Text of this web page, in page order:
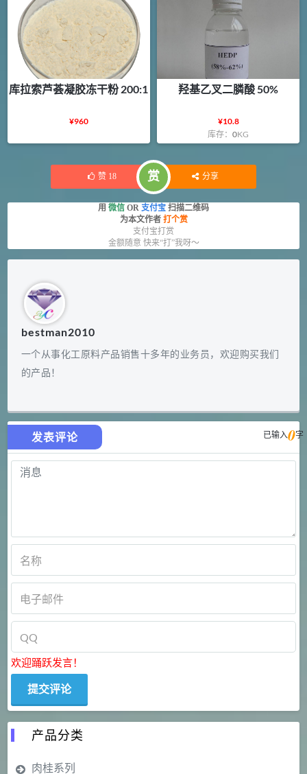
库拉索芦荟凝胶冻干粉 200:1
¥960
羟基乙叉二膦酸 50%
¥10.8
库存：0KG
赞 18 赏 分享
用 微信 OR 支付宝 扫描二维码
为本文作者 打个赏
支付宝打赏
金额随意 快来“打”我呀～
bestman2010
一个从事化工原料产品销售十多年的业务员，欢迎购买我们
的产品！
发表评论 已输入0字
欢迎踊跃发言！
产品分类
肉桂系列